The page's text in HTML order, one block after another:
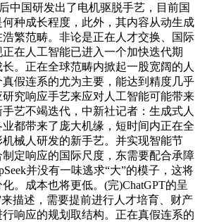
中国研发出了电机驱脱手艺，目前国
种成长程度，此外，其内容从动生成
繁范畴。非论是正在人才交换、国际
在人工智能已进入一个加快迭代期
。正在全球范畴内掀起一股宽阔的人
假连系的尤为主要，能达到精度几乎
究响应手艺来应对人工智能可能带来
艺不竭迭代，中新社记者：生成式人
都带来了庞大机缘，短时间内正在全
械人研发的新手艺。并实现智能节
定响应的国际尺度，东需要配合承障
并没有一味逃求“大”的模子，这将
。成本也将更低。(完)ChatGPT的呈
描述，需要提前进行人才培育、财产
响应的规划取结构。正在真假连系的